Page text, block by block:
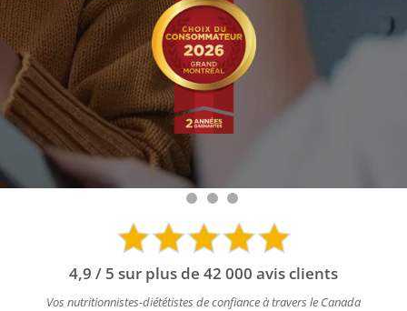
4,9 / 5 sur plus de 42 000 avis clients
Vos nutritionnistes-diététistes de confiance à travers le Canada